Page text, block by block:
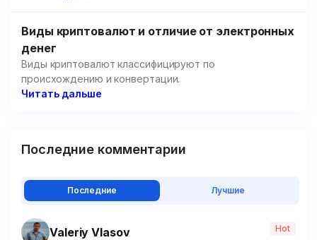
Виды криптовалют и отличие от электронных
денег
Виды криптовалют классифицируют по
происхождению и конвертации.
Читать дальше
Последние комментарии
Последние Лучшие
Valeriy Vlasov Hot